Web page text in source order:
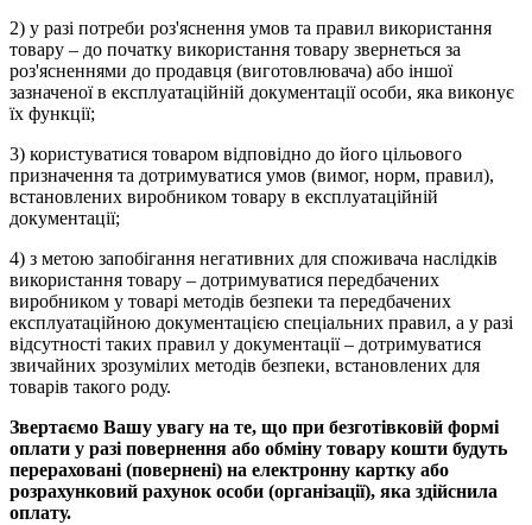
2) у разі потреби роз'яснення умов та правил використання
товару – до початку використання товару звернеться за
роз'ясненнями до продавця (виготовлювача) або іншої
зазначеної в експлуатаційній документації особи, яка виконує
їх функції;
3) користуватися товаром відповідно до його цільового
призначення та дотримуватися умов (вимог, норм, правил),
встановлених виробником товару в експлуатаційній
документації;
4) з метою запобігання негативних для споживача наслідків
використання товару – дотримуватися передбачених
виробником у товарі методів безпеки та передбачених
експлуатаційною документацією спеціальних правил, а у разі
відсутності таких правил у документації – дотримуватися
звичайних зрозумілих методів безпеки, встановлених для
товарів такого роду.
Звертаємо Вашу увагу на те, що при безготівковій формі
оплати у разі повернення або обміну товару кошти будуть
перераховані (повернені) на електронну картку або
розрахунковий рахунок особи (організації), яка здійснила
оплату.